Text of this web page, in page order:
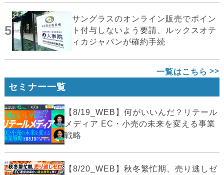
5
サングラスのオンライン販売でポイン
ト付与しないよう要請、ルックスオテ
ィカジャパンが確約手続
一覧はこちら
セミナー一覧
【8/19_WEB】何がいいんだ？リテール
メディア EC・小売の未来を変える事業
戦略
【8/20_WEB】秋冬繁忙期、売り逃しゼ